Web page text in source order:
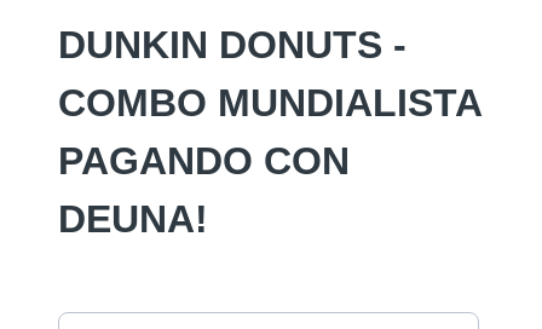
DUNKIN DONUTS -
COMBO MUNDIALISTA
PAGANDO CON
DEUNA!